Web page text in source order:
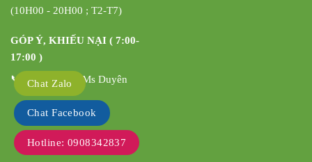
(10H00 - 20H00 ; T2-T7)
GÓP Ý, KHIẾU NẠI ( 7:00-
17:00 )
📞 0908342837 Ms Duyên
Chat Zalo
Chat Facebook
Hotline: 0908342837